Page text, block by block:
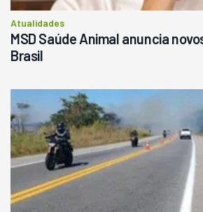
Atualidades
MSD Saúde Animal anuncia
Brasil